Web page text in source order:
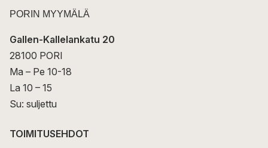
PORIN MYYMÄLÄ
Gallen-Kallelankatu 20
28100 PORI
Ma – Pe 10-18
La 10 – 15
Su: suljettu
TOIMITUSEHDOT